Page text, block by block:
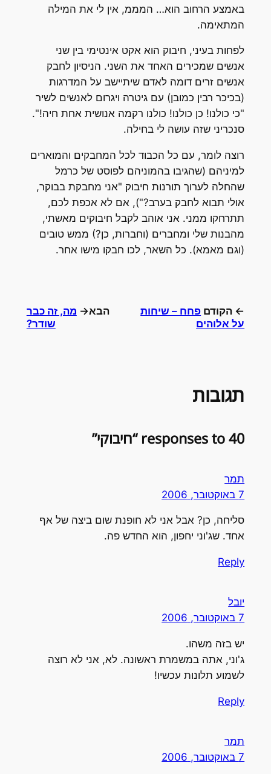
באמצע הרחוב הוא… המממ, אין לי את המילה
המתאימה.
לפחות בעיני, חיבוק הוא אקט אינטימי בין שני
אנשים שמכירים האחד את השני. הניסיון לחבק
אנשים זרים דומה לאדם שיתיישב על המדרגות
(בכיכר רבין כמובן) עם גיטרה ויגרום לאנשים לשיר
"כי כולנו! כן כולנו! כולנו רקמה אנושית אחת חיה!".
סנכריני שזה עושה לי בחילה.
רוצה לומר, עם כל הכבוד לכל המחבקים והמוארים
למיניהם (שהגיבו בהמוניהם לפוסט של כרמל
שהחלה לערוך תורנות חיבוק "אני מחבקת בבוקר,
אולי תבוא לחבק בערב?"), אם לא אכפת לכם,
תתרחקו ממני. אני אוהב לקבל חיבוקים מאשתי,
מהבנות שלי ומחברים (וחברות, כן?) ממש טובים
(וגם מאמא). כל השאר, לכו חבקו מישו אחר.
← הקודם פחח – שיחות
על אלוהים
הבא→ מה, זה כבר
שודר?
תגובות
40 responses to “חיבוקי”
תמר
7 באוקטובר, 2006
סליחה, כן? אבל אני לא חופנת שום ביצה של אף
אחד. שג'וני יחפון, הוא החדש פה.
Reply
יובל
7 באוקטובר, 2006
יש בזה משהו.
ג'וני, אתה במשמרת ראשונה. לא, אני לא רוצה
לשמוע תלונות עכשיו!
Reply
תמר
7 באוקטובר, 2006